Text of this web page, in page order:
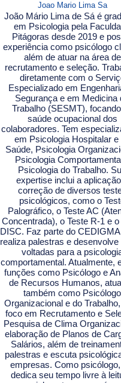
Joao Mario Lima Sa
João Mário Lima de Sá é
em Psicologia pela
Pitágoras desde 2019 e
experiência como psicólogo
além de atuar na área de
recrutamento e seleção.
diretamente com o
Especializado em
Segurança e em Medicina
Trabalho (SESMT),
saúde ocupacional dos
colaboradores. Tem
em Psicologia Hospitalar e
Saúde, Psicologia
Psicologia
Psicologia do Trabalho.
expertise inclui a
correção de diversos
psicológicos, como o
Palográfico, o Teste AC
Concentrada), o Teste R-1 e o
DISC. Faz parte do
realiza palestras e desenvolve
voltadas para a
comportamental. Atualmente,
funções como Psicólogo e
de Recursos Humanos,
também como Psicólogo
Organizacional e do
foco em Recrutamento e
Pesquisa de Clima
elaboração de Planos de
Salários, além de
palestras e escuta
empresas. Como
dedica seu tempo livre à